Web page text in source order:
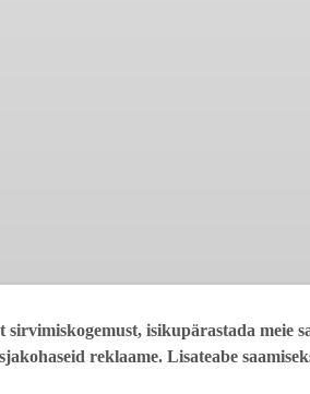
isikupärastada meie
reklaame. Lisateabe